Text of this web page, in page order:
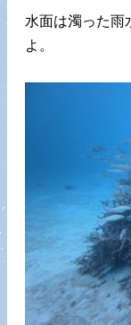
水面は濁った雨
よ。